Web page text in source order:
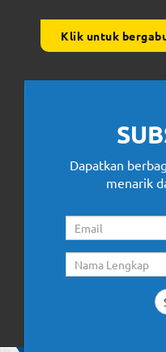
Klik untuk
Dapatkan
menarik